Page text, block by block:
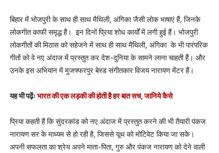
बिहार में भोजपुरी के साथ ही साथ मैथिली, अंगिका जैसी लोक भाषाएं हैं, जिनके
लोकगीत काफी समृद्ध हैं। इन दिनों प्रिया शोध कार्यों में लगी हुई हैं। भोजपुरी
लोकगीतों की मिठास को सहेजने में साथ ही साथ मैथिली, अंगिका के भी पारंपरिक
गीतों को वे नए अंदाज में प्रस्तुत कर देश-दुनिया के सामने लाना चाहती हैं। और
उनके इस अभियान में मुजफ्फरपुर बेस्ड संगीतकार विजय नारायण मेंटर हैं।
यह भी पढ़ेंः भारत की एक लड़की की होती है हर बात सच, जानिये कैसे
प्रिया कहती हैं कि सुंदरकांड को नए अंदाज में प्रस्तुत करने की भी तैयारी पंकज
नारायण सर के माध्यम से हो रही है, जिससे यूथ को मोटिवेट किया जा सके।
अपनी सफलता का श्रेय अपने माता-पिता, गुरु और पंकज नारायण को देने वाली